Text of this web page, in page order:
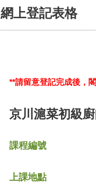
網上登記表格
**請留意登記完成後，
京川滬菜初級
課程編號
上課地點